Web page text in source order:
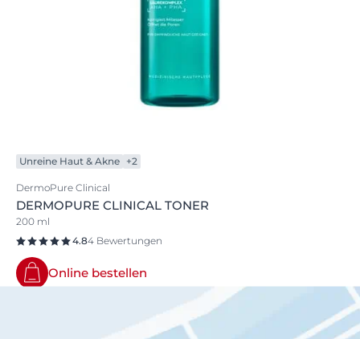
Unreine Haut & Akne +2
DermoPure Clinical
DERMOPURE CLINICAL TONER
200 ml
4.84 Bewertungen
Online bestellen